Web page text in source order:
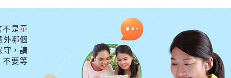
助。神的話説：「作為帶領工人，你如果總高高在上，
的打算，總顧及名利地位、享受名利地位，總搞自己的經
更多的人，把官做大，這就要麻煩，把盡重要本分當做官
人配搭，不想分散你的權力給其他人，不想被别人占了風
這就成敵基督了。但是你如果常常尋求真理，實行背叛肉
是童
外哪個
守，請
不要等